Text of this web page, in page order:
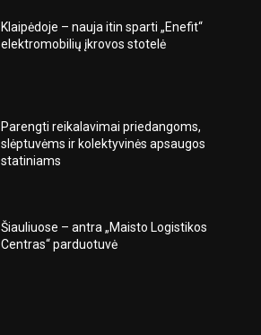
Klaipėdoje – nauja itin sparti „Enefit“
elektromobilių įkrovos stotelė
Parengti reikalavimai priedangoms,
slėptuvėms ir kolektyvinės apsaugos
statiniams
Šiauliuose – antra „Maisto Logistikos
Centras“ parduotuvė